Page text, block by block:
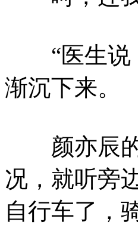
“医生说，
渐沉下来。
颜亦辰的
况，就听旁
自行车了，